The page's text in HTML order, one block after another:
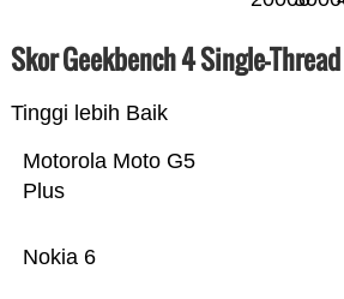
Skor Geekbench 4 Single-Thread
Tinggi lebih Baik
Nokia 6
Motorola Moto G5
Plus